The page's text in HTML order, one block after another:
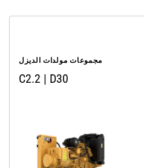
مجموعات مولدات الديزل
C2.2 ‏| D30